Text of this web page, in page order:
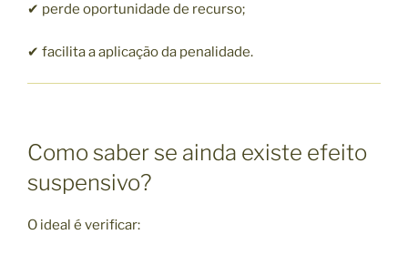
✔ perde oportunidade de recurso;
✔ facilita a aplicação da penalidade.
Como saber se ainda existe efeito
suspensivo?
O ideal é verificar: